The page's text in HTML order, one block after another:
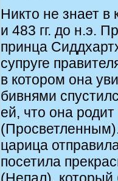
Никто не знает в
и 483 гг. до н.э.
принца
супруге
в котором она
бивнями
ей, что она
царица
посетила